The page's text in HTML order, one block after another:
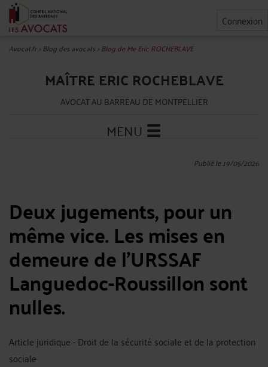
Connexion
Avocat.fr>Blog des avocats>Blog de Me Eric ROCHEBLAVE
MAÎTRE ERIC ROCHEBLAVE
AVOCAT AU BARREAU DE MONTPELLIER
MENU
Publié le 19/05/2026
Deux jugements, pour un
même vice. Les mises en
demeure de l'URSSAF
Languedoc-Roussillon sont
nulles.
Article juridique - Droit de la sécurité sociale et de la protection
sociale